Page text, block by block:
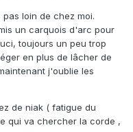
loin de chez moi.
un carquois d'arc pour
toujours un peu trop
en plus de lâcher de
j'oublie les
de niak ( fatigue du
qui va chercher la corde ,